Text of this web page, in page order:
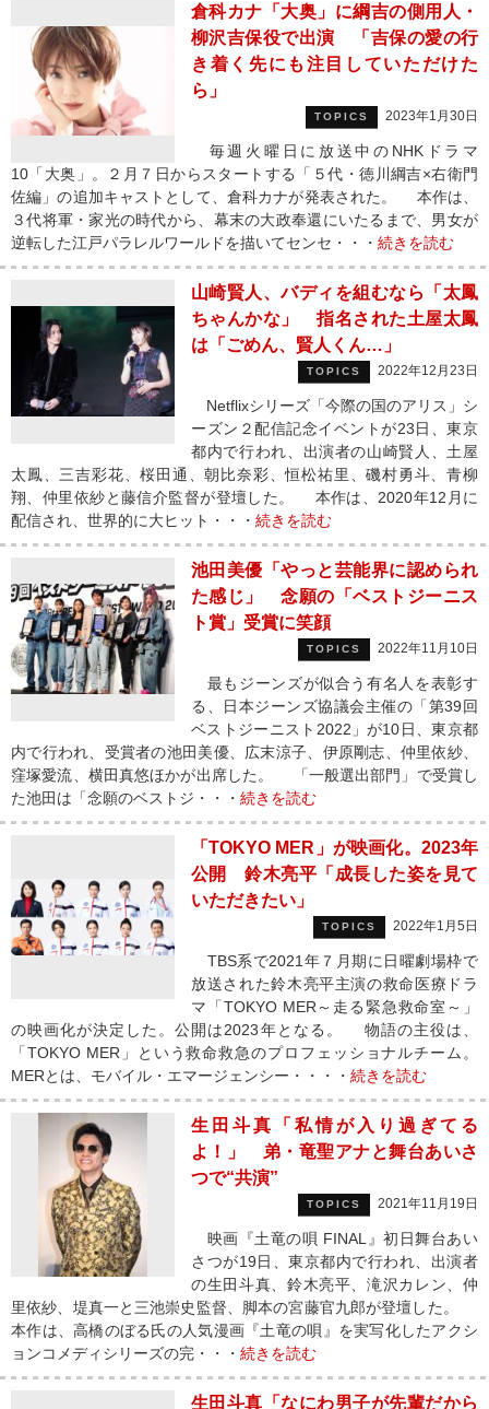
倉科カナ「大奥」に綱吉の側用人・
柳沢吉保役で出演 「吉保の愛の行
き着く先にも注目していただけた
ら」
TOPICS 2023年1月30日
毎週火曜日に放送中のNHKドラマ
10「大奥」。２月７日からスタートする「５代・徳川綱吉×右衛門
佐編」の追加キャストとして、倉科カナが発表された。 本作は、
３代将軍・家光の時代から、幕末の大政奉還にいたるまで、男女が
逆転した江戸パラレルワールドを描いてセンセ・・・ 続きを読む
山崎賢人、バディを組むなら「太鳳
ちゃんかな」 指名された土屋太鳳
は「ごめん、賢人くん…」
TOPICS 2022年12月23日
Netflixシリーズ「今際の国のアリス」シ
ーズン２配信記念イベントが23日、東京
都内で行われ、出演者の山崎賢人、土屋
太鳳、三吉彩花、桜田通、朝比奈彩、恒松祐里、磯村勇斗、青柳
翔、仲里依紗と藤信介監督が登壇した。 本作は、2020年12月に
配信され、世界的に大ヒット・・・ 続きを読む
池田美優「やっと芸能界に認められ
た感じ」 念願の「ベストジーニス
ト賞」受賞に笑顔
TOPICS 2022年11月10日
最もジーンズが似合う有名人を表彰す
る、日本ジーンズ協議会主催の「第39回
ベストジーニスト2022」が10日、東京都
内で行われ、受賞者の池田美優、広末涼子、伊原剛志、仲里依紗、
窪塚愛流、横田真悠ほかが出席した。 「一般選出部門」で受賞し
た池田は「念願のベストジ・・・ 続きを読む
「TOKYO MER」が映画化。2023年
公開 鈴木亮平「成長した姿を見て
いただきたい」
TOPICS 2022年1月5日
TBS系で2021年７月期に日曜劇場枠で
放送された鈴木亮平主演の救命医療ドラ
マ「TOKYO MER～走る緊急救命室～」
の映画化が決定した。公開は2023年となる。 物語の主役は、
「TOKYO MER」という救命救急のプロフェッショナルチーム。
MERとは、モバイル・エマージェンシー・・・・ 続きを読む
生田斗真「私情が入り過ぎてる
よ！」 弟・竜聖アナと舞台あいさ
つで“共演”
TOPICS 2021年11月19日
映画『土竜の唄 FINAL』初日舞台あい
さつが19日、東京都内で行われ、出演者
の生田斗真、鈴木亮平、滝沢カレン、仲
里依紗、堤真一と三池崇史監督、脚本の宮藤官九郎が登壇した。
本作は、高橋のぼる氏の人気漫画『土竜の唄』を実写化したアクシ
ョンコメディシリーズの完・・・ 続きを読む
生田斗真「なにわ男子が先輩だから